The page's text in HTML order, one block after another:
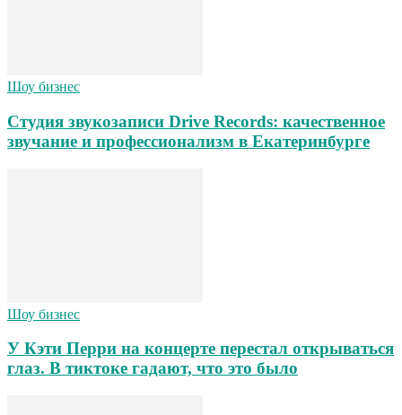
Шоу бизнес
Студия звукозаписи Drive Records: качественное
звучание и профессионализм в Екатеринбурге
Шоу бизнес
У Кэти Перри на концерте перестал открываться
глаз. В тиктоке гадают, что это было